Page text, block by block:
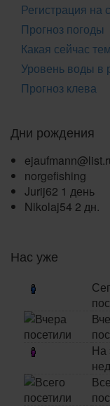
Регистрация на
Прогноз погоды
Какая сейчас
Уровень воды в
Прогноз клева
Дни рождения
norgefishing
Jurij62 1 день
Nikolaj54 2 дн.
Нас уже
На